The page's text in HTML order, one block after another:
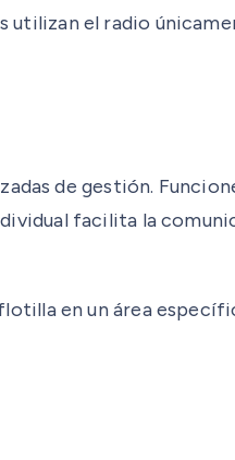
el radio
de gestión.
facilita la
en un área